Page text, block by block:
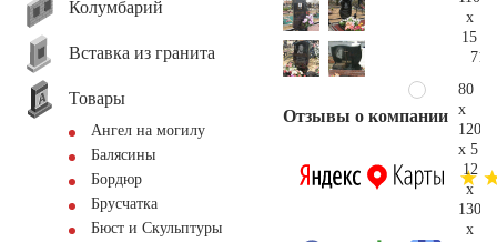
Колумбарий
Вставка из гранита
Товары
Ангел на могилу
Балясины
Бордюр
Брусчатка
Бюст и Скульптуры
Отзывы о компании
x
15
80
x
120
x 5
12
x
130
x